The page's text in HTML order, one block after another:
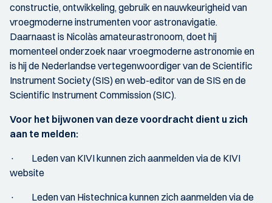
constructie, ontwikkeling, gebruik en nauwkeurigheid van
vroegmoderne instrumenten voor astronavigatie.
Daarnaast is Nicolàs amateurastronoom, doet hij
momenteel onderzoek naar vroegmoderne astronomie en
is hij de Nederlandse vertegenwoordiger van de Scientific
Instrument Society (SIS) en web-editor van de SIS en de
Scientific Instrument Commission (SIC).
Voor het bijwonen van deze voordracht dient u zich
aan te melden:
· Leden van KIVI kunnen zich aanmelden via de KIVI
website
· Leden van Histechnica kunnen zich aanmelden via de